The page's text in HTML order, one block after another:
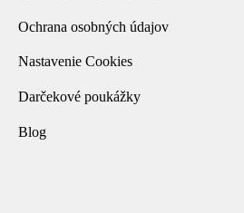
Ochrana osobných údajov
Nastavenie Cookies
Darčekové poukážky
Blog